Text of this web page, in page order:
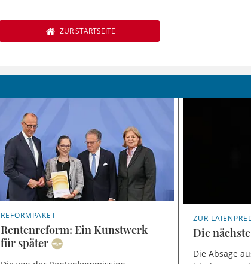
ZUR STARTSEITE
REFORMPAKET
Rentenreform: Ein Kunstwerk
für später
ZUR
Die
Die Absage